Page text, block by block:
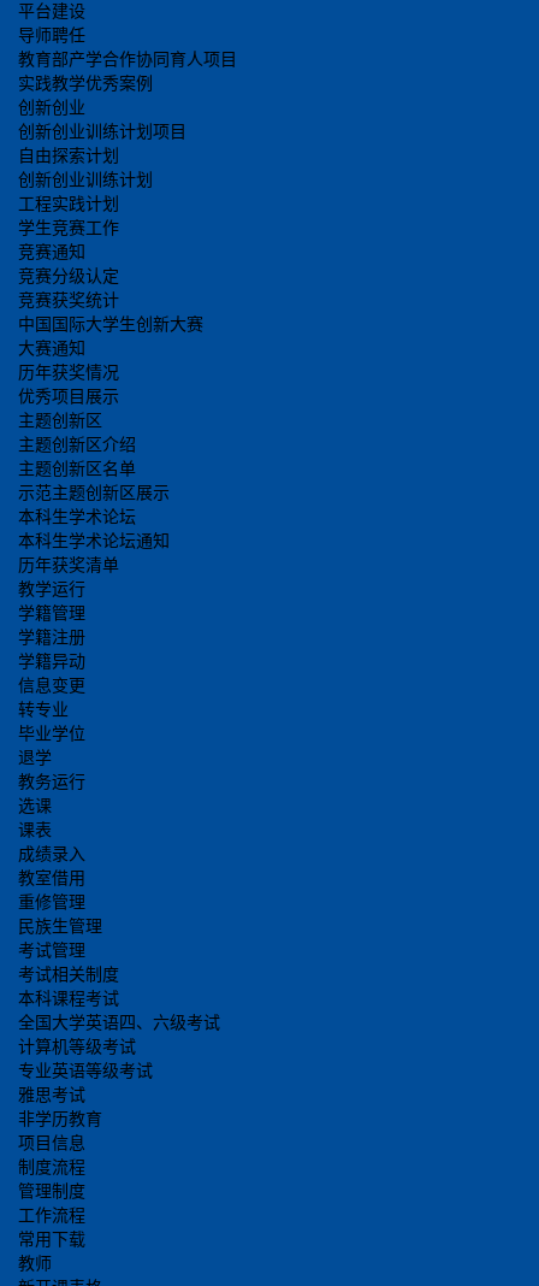
平台建设
导师聘任
教育部产学合作协同育人项目
实践教学优秀案例
创新创业
创新创业训练计划项目
自由探索计划
创新创业训练计划
工程实践计划
学生竞赛工作
竞赛通知
竞赛分级认定
竞赛获奖统计
中国国际大学生创新大赛
大赛通知
历年获奖情况
优秀项目展示
主题创新区
主题创新区介绍
主题创新区名单
示范主题创新区展示
本科生学术论坛
本科生学术论坛通知
历年获奖清单
教学运行
学籍管理
学籍注册
学籍异动
信息变更
转专业
毕业学位
退学
教务运行
选课
课表
成绩录入
教室借用
重修管理
民族生管理
考试管理
考试相关制度
本科课程考试
全国大学英语四、六级考试
计算机等级考试
专业英语等级考试
雅思考试
非学历教育
项目信息
制度流程
管理制度
工作流程
常用下载
教师